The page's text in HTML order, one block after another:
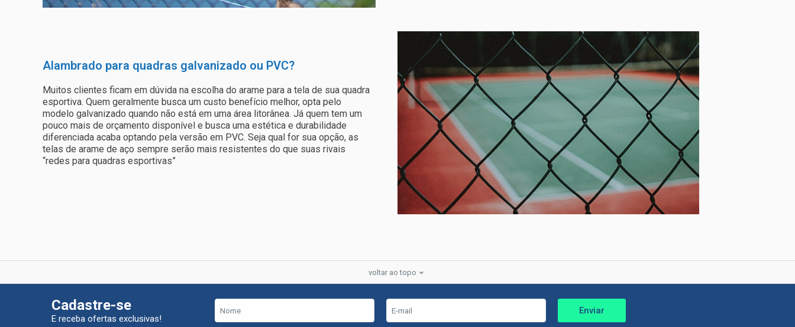
Alambrado para quadras galvanizado ou PVC?
Muitos clientes ficam em dúvida na escolha do arame para a tela de sua quadra
esportiva. Quem geralmente busca um custo benefício melhor, opta pelo
modelo galvanizado quando não está em uma área litorânea. Já quem tem um
pouco mais de orçamento disponível e busca uma estética e durabilidade
diferenciada acaba optando pela versão em PVC. Seja qual for sua opção, as
telas de arame de aço sempre serão mais resistentes do que suas rivais
“redes para quadras esportivas”
voltar ao topo
Cadastre-se
E receba ofertas exclusivas!
Enviar